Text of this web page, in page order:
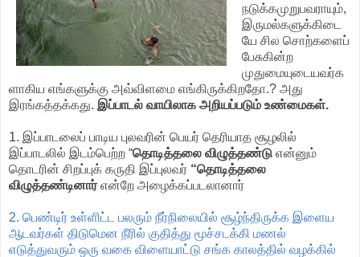
நடுக்கமுறுபவராயும்,
இருமல்களுக்கிடை
யே சில சொற்களைப்
பேசுகின்ற
முதுமையுடையவர்க
ளாகிய எங்களுக்கு அவ்விளமை எங்கிருக்கிறதோ.? அது
இரங்கத்தக்கது. இப்பாடல் வாயிலாக அறியப்படும் உண்மைகள்.
1. இப்பாடலைப் பாடிய புலவரின் பெயர் தெரியாத சூழலில்
இப்பாடலில் இடம்பெற்ற “தொடித்தலை விழுத்தண்டு என்னும்
தொடரின் சிறப்புக் கருதி இப்புலவர் “தொடித்தலை
விழுத்தண்டினார்என்றே அழைக்கப்படலானார்
2. பெண்டிர் உள்ளிட்ட பலரும் நீர்நிலையில் சூழ்ந்திருக்க இளைய
ஆடவர்கள் திடுமென நீரில் குதித்து மூச்சடக்கி மணல்
எடுத்துவரும் ஒரு வகை விளையாட்டு சங்க காலத்தில் வழக்கில்